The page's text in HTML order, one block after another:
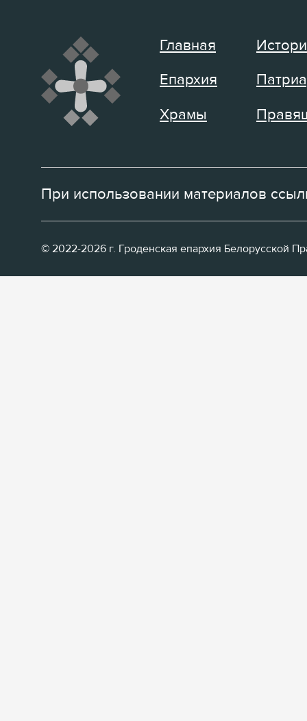
Главная
Епархия
Храмы
При использовании материалов
© 2022-2026 г. Гроденская епархия Белорусской